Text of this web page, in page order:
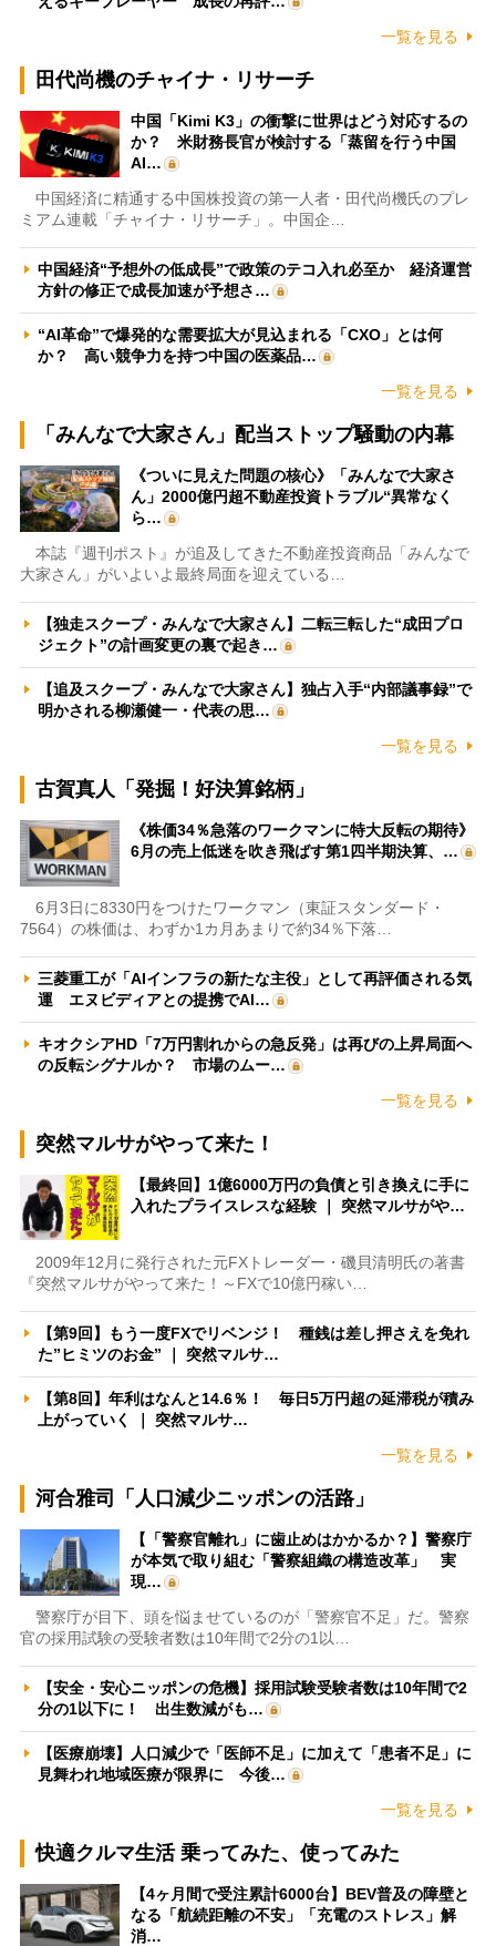
一覧を見る
田代尚機のチャイナ・リサーチ
中国「Kimi K3」の衝撃に世界はどう対応するの
か？ 米財務長官が検討する「蒸留を行う中国
AI…
中国経済に精通する中国株投資の第一人者・田代尚機氏のプレ
ミアム連載「チャイナ・リサーチ」。中国企…
中国経済“予想外の低成長”で政策のテコ入れ必至か 経済運営
方針の修正で成長加速が予想さ…
“AI革命”で爆発的な需要拡大が見込まれる「CXO」とは何
か？ 高い競争力を持つ中国の医薬品…
一覧を見る
「みんなで大家さん」配当ストップ騒動の内幕
《ついに見えた問題の核心》「みんなで大家さ
ん」2000億円超不動産投資トラブル“異常なく
ら…
本誌『週刊ポスト』が追及してきた不動産投資商品「みんなで
大家さん」がいよいよ最終局面を迎えている…
【独走スクープ・みんなで大家さん】二転三転した“成田プロ
ジェクト”の計画変更の裏で起き…
【追及スクープ・みんなで大家さん】独占入手“内部議事録”で
明かされる柳瀬健一・代表の思…
一覧を見る
古賀真人「発掘！好決算銘柄」
《株価34％急落のワークマンに特大反転の期待》
6月の売上低迷を吹き飛ばす第1四半期決算、…
6月3日に8330円をつけたワークマン（東証スタンダード・
7564）の株価は、わずか1カ月あまりで約34％下落…
三菱重工が「AIインフラの新たな主役」として再評価される気
運 エヌビディアとの提携でAI…
キオクシアHD「7万円割れからの急反発」は再びの上昇局面へ
の反転シグナルか？ 市場のムー…
一覧を見る
突然マルサがやって来た！
【最終回】1億6000万円の負債と引き換えに手に
入れたプライスレスな経験 ｜ 突然マルサがや…
2009年12月に発行された元FXトレーダー・磯貝清明氏の著書
『突然マルサがやって来た！～FXで10億円稼い…
【第9回】もう一度FXでリベンジ！ 種銭は差し押さえを免れ
た”ヒミツのお金” ｜ 突然マルサ…
【第8回】年利はなんと14.6％！ 毎日5万円超の延滞税が積み
上がっていく ｜ 突然マルサ…
一覧を見る
河合雅司「人口減少ニッポンの活路」
【「警察官離れ」に歯止めはかかるか？】警察庁
が本気で取り組む「警察組織の構造改革」 実
現…
警察庁が目下、頭を悩ませているのが「警察官不足」だ。警察
官の採用試験の受験者数は10年間で2分の1以…
【安全・安心ニッポンの危機】採用試験受験者数は10年間で2
分の1以下に！ 出生数減がも…
【医療崩壊】人口減少で「医師不足」に加えて「患者不足」に
見舞われ地域医療が限界に 今後…
一覧を見る
快適クルマ生活 乗ってみた、使ってみた
【4ヶ月間で受注累計6000台】BEV普及の障壁と
なる「航続距離の不安」「充電のストレス」解
消…